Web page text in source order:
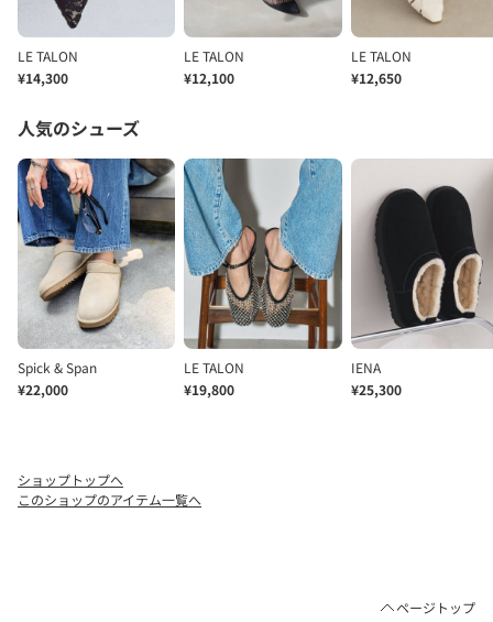
ショップトップへ
このショップのアイテム一覧へ
ページトップ